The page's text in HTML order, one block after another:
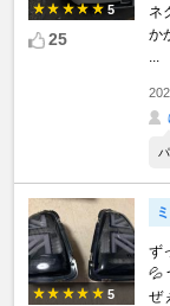
5
25
ネ
か
...
5
ず
💦
ぜ